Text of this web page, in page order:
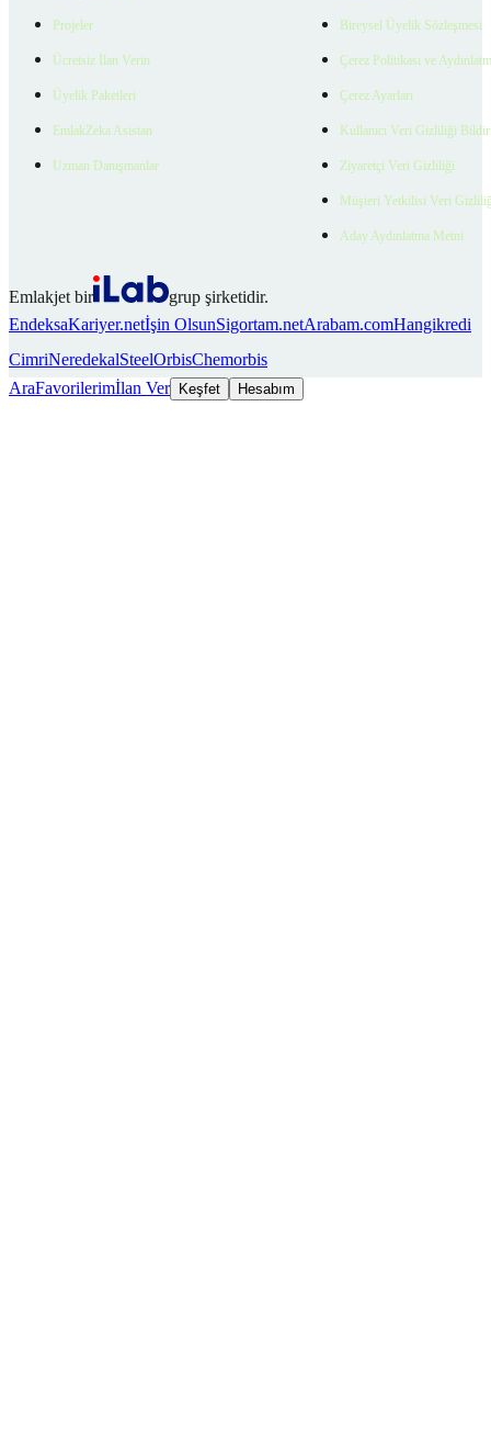
Projeler
Ücretsiz İlan Verin
Üyelik Paketleri
EmlakZeka Asistan
Uzman Danışmanlar
Bireysel Üyelik Sözleşmesi
Çerez Politikası ve
Çerez Ayarları
Kullanıcı Veri Gizliliği
Ziyaretçi Veri Gizliliği
Müşteri Yetkilisi Veri
Aday Aydınlatma Metni
Emlakjet bir
grup şirketidir.
EndeksaKariyer.netİşin OlsunSigortam.netArabam.comHangikredi
CimriNeredekalSteelOrbisChemorbis
AraFavorilerimİlan Ver Keşfet Hesabım